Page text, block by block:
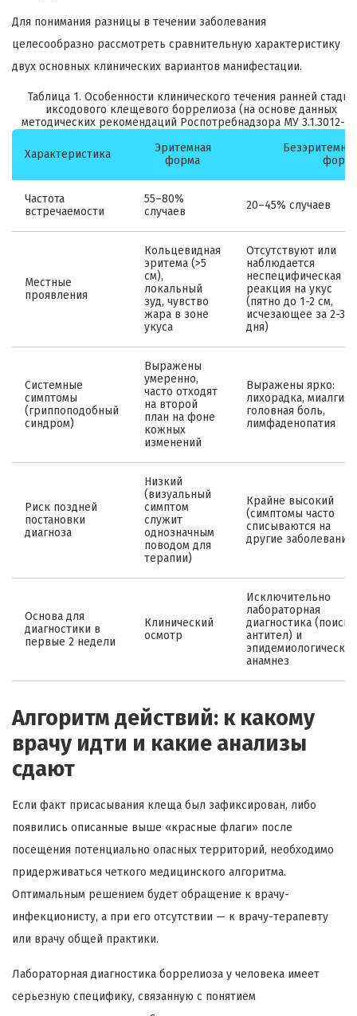
Для понимания разницы в течении заболевания
целесообразно рассмотреть сравнительную характеристику
двух основных клинических вариантов манифестации.
Таблица 1. Особенности клинического течения ранней стадии
иксодового клещевого боррелиоза (на основе данных
методических рекомендаций Роспотребнадзора МУ 3.1.3012-
Характеристика
Эритемная
форма
Безэритемная
форма
Частота
встречаемости
55–80%
случаев
20–45% случаев
Местные
проявления
Кольцевидная
эритема (>5
см),
локальный
зуд, чувство
жара в зоне
укуса
Отсутствуют или
наблюдается
неспецифическая
реакция на укус
(пятно до 1-2 см,
исчезающее за 2-3
дня)
Системные
симптомы
(гриппоподобный
синдром)
Выражены
умеренно,
часто отходят
на второй
план на фоне
кожных
изменений
Выражены ярко:
лихорадка, миалгия,
головная боль,
лимфаденопатия
Риск поздней
постановки
диагноза
Низкий
(визуальный
симптом
служит
однозначным
поводом для
терапии)
Крайне высокий
(симптомы часто
списываются на
другие заболевания)
Основа для
диагностики в
первые 2 недели
Клинический
осмотр
Исключительно
лабораторная
диагностика (поиск
антител) и
эпидемиологический
анамнез
Алгоритм действий: к какому
врачу идти и какие анализы
сдают
Если факт присасывания клеща был зафиксирован, либо
появились описанные выше «красные флаги» после
посещения потенциально опасных территорий, необходимо
придерживаться четкого медицинского алгоритма.
Оптимальным решением будет обращение к врачу-
инфекционисту, а при его отсутствии — к врачу-терапевту
или врачу общей практики.
Лабораторная диагностика боррелиоза у человека имеет
серьезную специфику, связанную с понятием